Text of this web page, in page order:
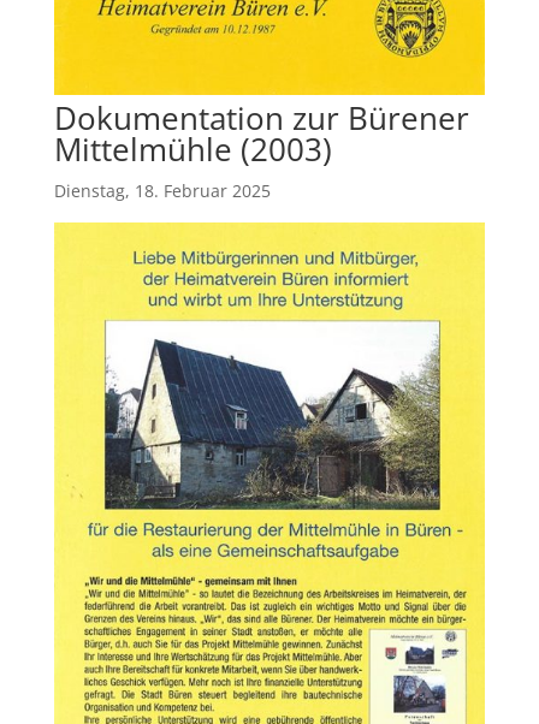
Dokumentation zur Bürener
Mittelmühle (2003)
Dienstag, 18. Februar 2025